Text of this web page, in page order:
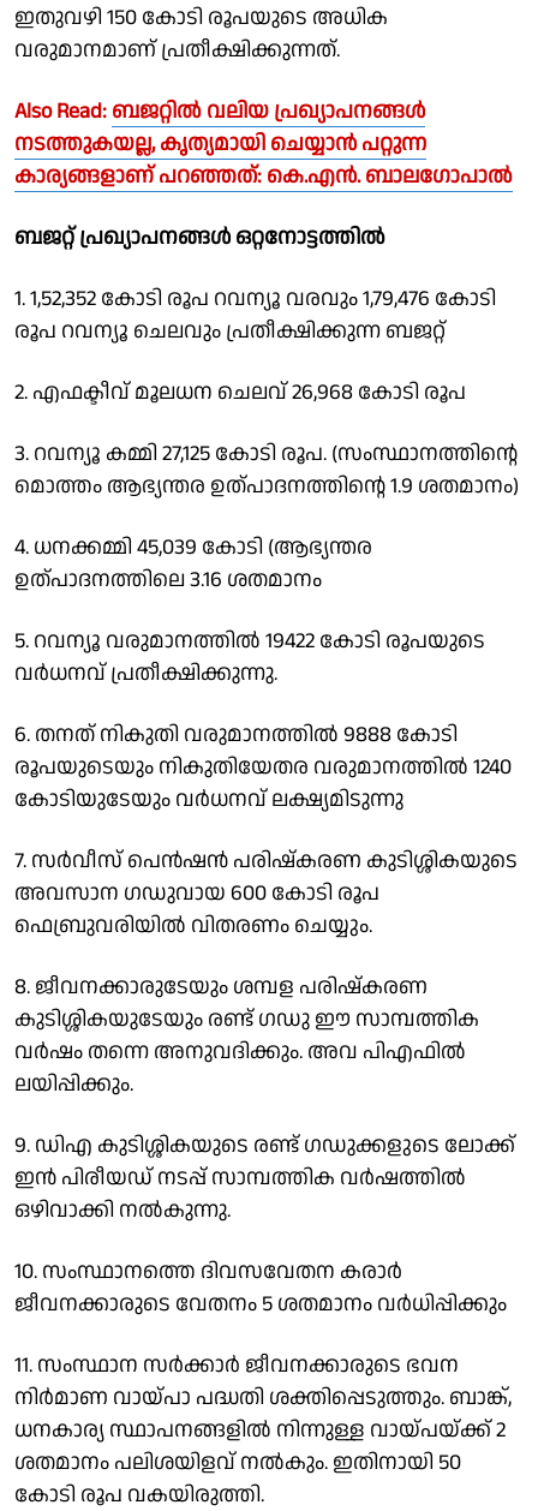
ഇതുവഴി 150 കോടി രൂപയുടെ അധിക
വരുമാനമാണ് പ്രതീക്ഷിക്കുന്നത്.
Also Read: ബജറ്റിൽ വലിയ പ്രഖ്യാപനങ്ങൾ
നടത്തുകയല്ല, കൃത്യമായി ചെയ്യാൻ പറ്റുന്ന
കാര്യങ്ങളാണ് പറഞ്ഞത്: കെ.എൻ. ബാലഗോപാൽ
ബജറ്റ് പ്രഖ്യാപനങ്ങള്‍ ഒറ്റനോട്ടത്തില്‍
1. 1,52,352 കോടി രൂപ റവന്യൂ വരവും 1,79,476 കോടി
രൂപ റവന്യൂ ചെലവും പ്രതീക്ഷിക്കുന്ന ബജറ്റ്
2. എഫക്ടീവ് മൂലധന ചെലവ് 26,968 കോടി രൂപ
3. റവന്യൂ കമ്മി 27,125 കോടി രൂപ. (സംസ്ഥാനത്തിന്റെ
മൊത്തം ആഭ്യന്തര ഉത്പാദനത്തിന്റെ 1.9 ശതമാനം)
4. ധനക്കമ്മി 45,039 കോടി (ആഭ്യന്തര
ഉത്പാദനത്തിലെ 3.16 ശതമാനം
5. റവന്യൂ വരുമാനത്തില്‍ 19422 കോടി രൂപയുടെ
വര്‍ധനവ് പ്രതീക്ഷിക്കുന്നു.
6. തനത് നികുതി വരുമാനത്തില്‍ 9888 കോടി
രൂപയുടെയും നികുതിയേതര വരുമാനത്തില്‍ 1240
കോടിയുടേയും വര്‍ധനവ് ലക്ഷ്യമിടുന്നു
7. സര്‍വീസ് പെന്‍ഷന്‍ പരിഷ്‌കരണ കുടിശ്ശികയുടെ
അവസാന ഗഡുവായ 600 കോടി രൂപ
ഫെബ്രുവരിയില്‍ വിതരണം ചെയ്യും.
8. ജീവനക്കാരുടേയും ശമ്പള പരിഷ്‌കരണ
കുടിശ്ശികയുടേയും രണ്ട് ഗഡു ഈ സാമ്പത്തിക
വര്‍ഷം തന്നെ അനുവദിക്കും. അവ പിഎഫില്‍
ലയിപ്പിക്കും.
9. ഡിഎ കുടിശ്ശികയുടെ രണ്ട് ഗഡുക്കളുടെ ലോക്ക്
ഇന്‍ പിരീയഡ് നടപ്പ് സാമ്പത്തിക വര്‍ഷത്തില്‍
ഒഴിവാക്കി നല്‍കുന്നു.
10. സംസ്ഥാനത്തെ ദിവസവേതന കരാര്‍
ജീവനക്കാരുടെ വേതനം 5 ശതമാനം വര്‍ധിപ്പിക്കും
11. സംസ്ഥാന സര്‍ക്കാര്‍ ജീവനക്കാരുടെ ഭവന
നിര്‍മാണ വായ്പാ പദ്ധതി ശക്തിപ്പെടുത്തും. ബാങ്ക്,
ധനകാര്യ സ്ഥാപനങ്ങളില്‍ നിന്നുള്ള വായ്പയ്ക്ക് 2
ശതമാനം പലിശയിളവ് നല്‍കും. ഇതിനായി 50
കോടി രൂപ വകയിരുത്തി.